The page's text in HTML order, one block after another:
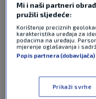
Mi i naši partneri
pružili sljedeće:
Korištenje preciznih
karakteristika uređaja za
podacima na uređaju.
mjerenje oglašavanja i
Popis partnera (dobavljača)
Prikaži svrhe